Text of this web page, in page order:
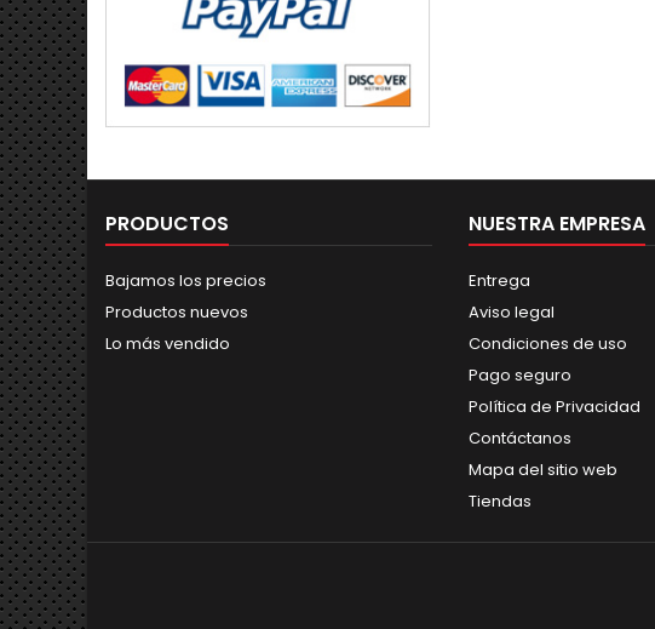
PRODUCTOS
Bajamos los precios
Productos nuevos
Lo más vendido
NUESTRA EMPRESA
Entrega
Aviso legal
Condiciones de uso
Pago seguro
Política de Privacidad
Contáctanos
Mapa del sitio web
Tiendas